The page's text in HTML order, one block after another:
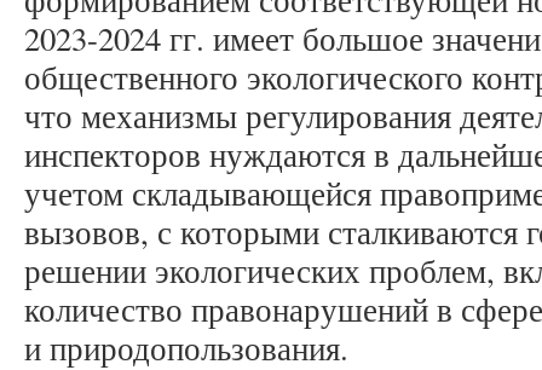
2023-2024 гг. имеет большое
общественного экологического
что механизмы регулирования
инспекторов нуждаются в
учетом складывающейся
вызовов, с которыми сталкиваются
решении экологических проблем,
количество правонарушений в
и природопользования.